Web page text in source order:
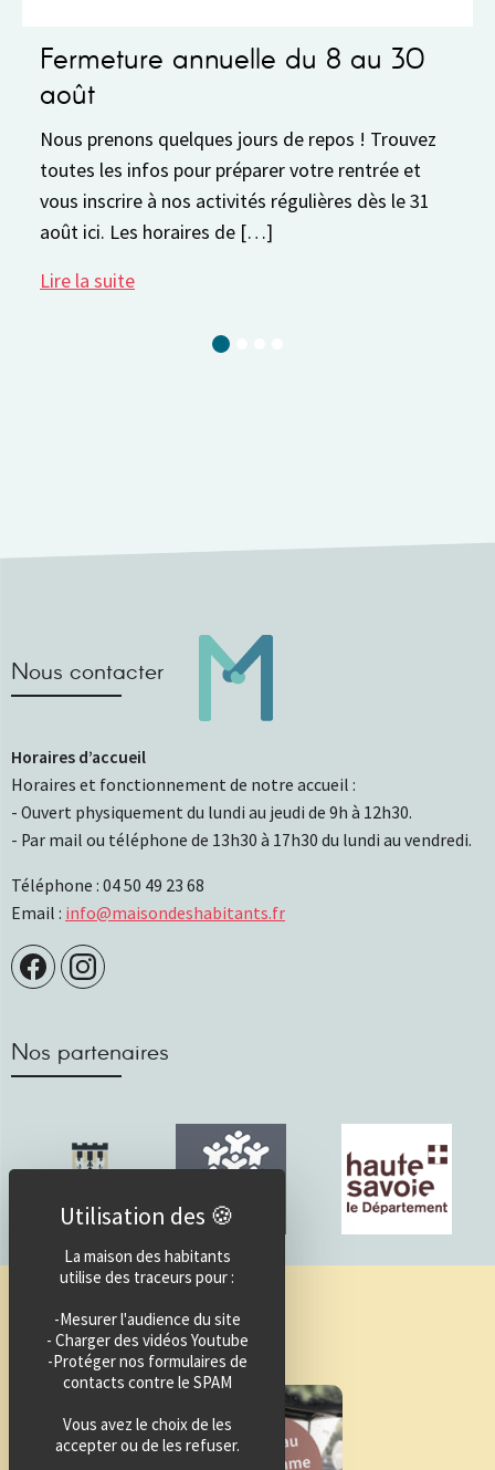
annuelle du 8 au 30
quelques jours de repos ! Trouvez
infos pour préparer votre rentrée et
à nos activités régulières dès le 31
Les horaires de […]
Semaine du
13h30 à
Nous contacter
Horaires d’accueil
Horaires et fonctionnement de notre accueil :
- Ouvert physiquement du lundi au jeudi de 9h à 12h30.
- Par mail ou téléphone de 13h30 à 17h30 du lundi au vendredi.
Téléphone : 04 50 49 23 68
Email : info@maisondeshabitants.fr
Nos partenaires
Guide des activités
La maison des habitants
utilise des traceurs pour :
-Mesurer l'audience du site
- Charger des vidéos Youtube
-Protéger nos formulaires de
contacts contre le SPAM
Vous avez le choix de les
accepter ou de les refuser.